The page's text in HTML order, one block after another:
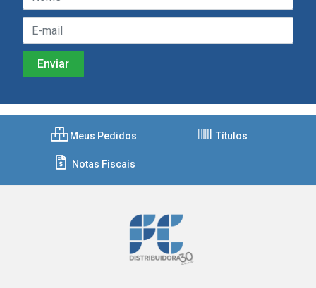
Meus Pedidos Títulos
Notas Fiscais